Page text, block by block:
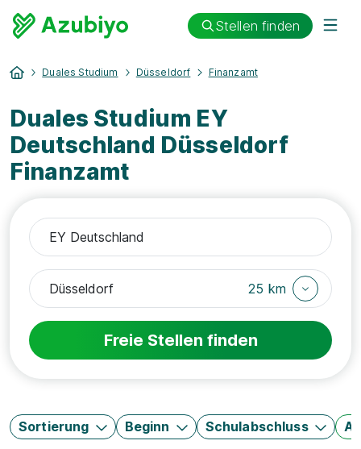
Stellen finden
Duales Studium Düsseldorf Finanzamt
Duales Studium EY
Deutschland Düsseldorf
Finanzamt
25 km
Freie Stellen finden
Sortierung Beginn Schulabschluss